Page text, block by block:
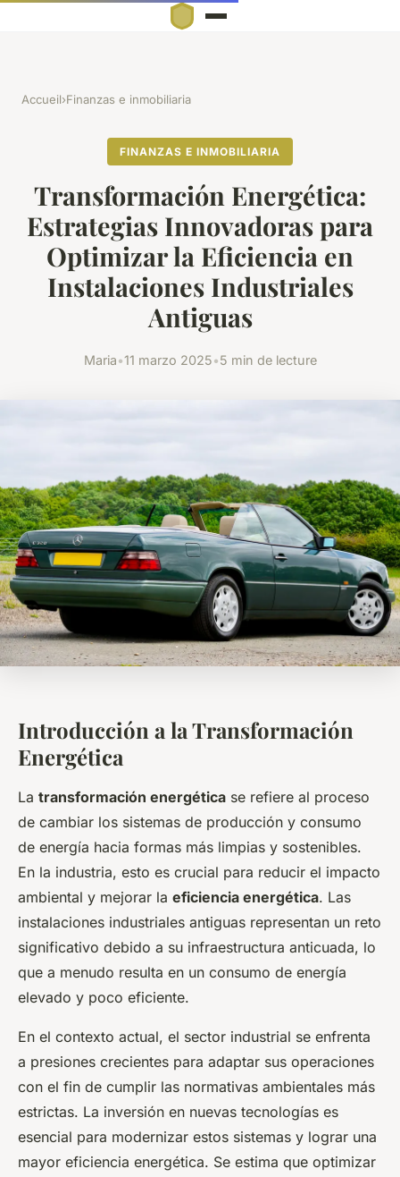
Accueil›Finanzas e inmobiliaria
FINANZAS E INMOBILIARIA
Transformación Energética:
Estrategias Innovadoras para
Optimizar la Eficiencia en
Instalaciones Industriales
Antiguas
Maria•11 marzo 2025•5 min de lecture
Introducción a la Transformación
Energética
La transformación energética se refiere al proceso
de cambiar los sistemas de producción y consumo
de energía hacia formas más limpias y sostenibles.
En la industria, esto es crucial para reducir el impacto
ambiental y mejorar la eficiencia energética. Las
instalaciones industriales antiguas representan un reto
significativo debido a su infraestructura anticuada, lo
que a menudo resulta en un consumo de energía
elevado y poco eficiente.
En el contexto actual, el sector industrial se enfrenta
a presiones crecientes para adaptar sus operaciones
con el fin de cumplir las normativas ambientales más
estrictas. La inversión en nuevas tecnologías es
esencial para modernizar estos sistemas y lograr una
mayor eficiencia energética. Se estima que optimizar